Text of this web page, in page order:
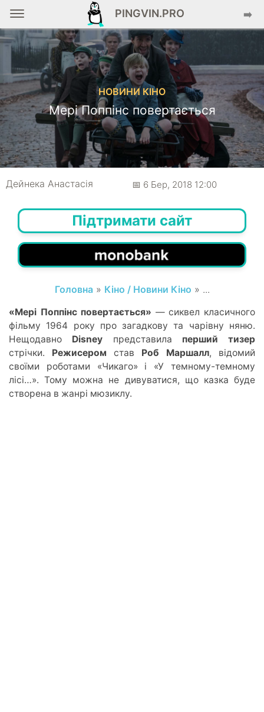
PINGVIN.PRO ➡️
НОВИНИ КІНО
Мері Поппінс повертається
Дейнека Анастасiя 📅 6 Бер, 2018 12:00
Підтримати сайт
Головна» Кіно / Новини Кіно » ...
«Мері Поппінс повертається» —сиквел класичного
фільму 1964 року про загадкову та чарівну няню.
Нещодавно Disney представила перший тизер
стрічки. Режисером став Роб Маршалл, відомий
своїми роботами «Чикаго»і «У темному-темному
лісі…». Тому можна не дивуватися, що казка буде
створена в жанрі мюзиклу.